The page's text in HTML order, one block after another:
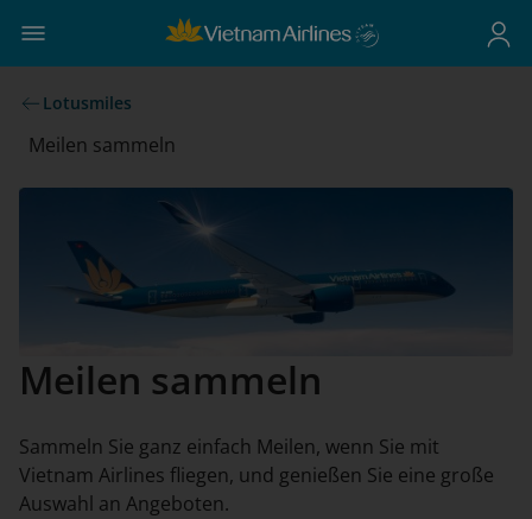
Lotusmiles
Meilen sammeln
Meilen sammeln
Sammeln Sie ganz einfach Meilen, wenn Sie mit
Vietnam Airlines fliegen, und genießen Sie eine große
Auswahl an Angeboten.